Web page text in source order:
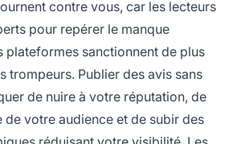
contre vous, car les lecteurs
pour repérer le manque
plateformes sanctionnent de plus
trompeurs. Publier des avis sans
de nuire à votre réputation, de
votre audience et de subir des